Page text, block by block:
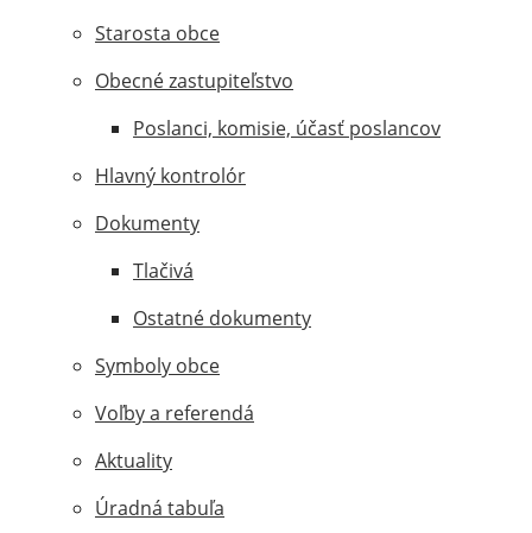
Starosta obce
Obecné zastupiteľstvo
Poslanci, komisie, účasť poslancov
Hlavný kontrolór
Dokumenty
Tlačivá
Ostatné dokumenty
Symboly obce
Voľby a referendá
Aktuality
Úradná tabuľa